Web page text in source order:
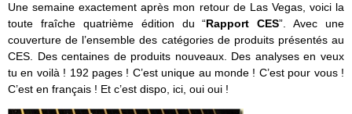
Une semaine exactement après mon retour de Las Vegas, voici la
toute fraîche quatrième édition du “Rapport CES”. Avec une
couverture de l’ensemble des catégories de produits présentés au
CES. Des centaines de produits nouveaux. Des analyses en veux
tu en voilà ! 192 pages ! C’est unique au monde ! C’est pour vous !
C’est en français ! Et c’est dispo, ici, oui oui !